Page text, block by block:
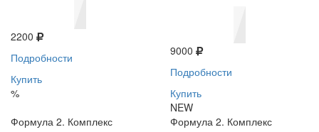
2200
Подробности
Купить
%
9000
Подробности
Купить
NEW
Формула 2. Комплекс
Формула 2. Комплекс